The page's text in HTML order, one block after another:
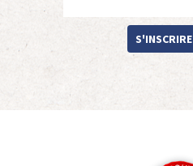
S'INSCRIRE